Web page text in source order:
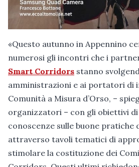
«Questo autunno in Appennino
numerosi gli incontri che i
Smart Corridors stanno
amministrazioni e ai portatori di
Comunità a Misura d’Orso, –
organizzatori – con gli obiettivi
conoscenze sulle buone pratiche
attraverso tavoli tematici di
stimolare la costituzione dei